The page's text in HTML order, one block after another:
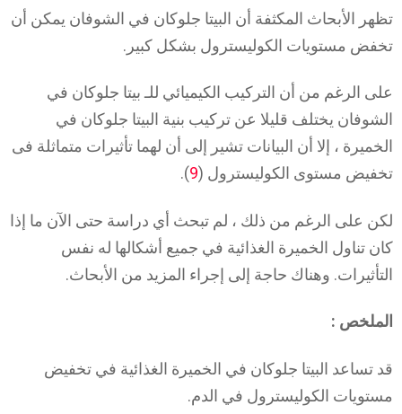
تظهر الأبحاث المكثفة أن البيتا جلوكان في الشوفان يمكن أن
تخفض مستويات الكوليسترول بشكل كبير.
على الرغم من أن التركيب الكيميائي للـ بيتا جلوكان في
الشوفان يختلف قليلا عن تركيب بنية البيتا جلوكان في
الخميرة ، إلا أن البيانات تشير إلى أن لهما تأثيرات متماثلة فى
تخفيض مستوى الكوليسترول (9
).
لكن على الرغم من ذلك ، لم تبحث أي دراسة حتى الآن ما إذا
كان تناول الخميرة الغذائية في جميع أشكالها له نفس
التأثيرات. وهناك حاجة إلى إجراء المزيد من الأبحاث.
الملخص :
قد تساعد البيتا جلوكان في الخميرة الغذائية في تخفيض
مستويات الكوليسترول في الدم.